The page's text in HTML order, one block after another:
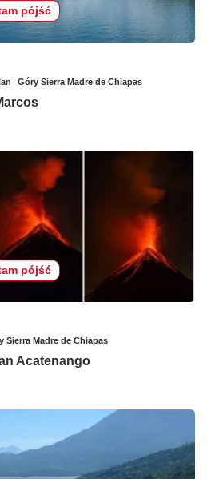
pójść
Góry Sierra Madre de Chiapas
pójść
Sierra Madre de Chiapas
Acatenango